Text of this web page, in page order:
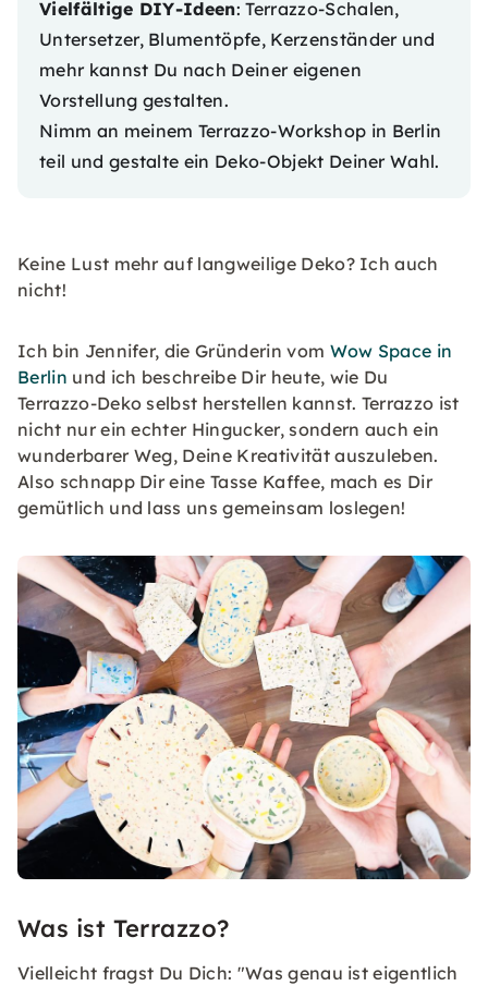
Vielfältige DIY-Ideen: Terrazzo-Schalen,
Untersetzer, Blumentöpfe, Kerzenständer und
mehr kannst Du nach Deiner eigenen
Vorstellung gestalten.
Nimm an meinem Terrazzo-Workshop in Berlin
teil und gestalte ein Deko-Objekt Deiner Wahl.
Keine Lust mehr auf langweilige Deko? Ich auch
nicht!
Ich bin Jennifer, die Gründerin vom Wow Space in
Berlin und ich beschreibe Dir heute, wie Du
Terrazzo-Deko selbst herstellen kannst. Terrazzo ist
nicht nur ein echter Hingucker, sondern auch ein
wunderbarer Weg, Deine Kreativität auszuleben.
Also schnapp Dir eine Tasse Kaffee, mach es Dir
gemütlich und lass uns gemeinsam loslegen!
Was ist Terrazzo?
Vielleicht fragst Du Dich: "Was genau ist eigentlich